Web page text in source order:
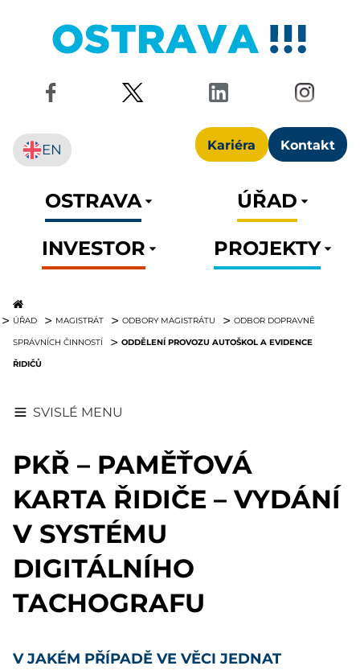
Kariéra Kontakt
EN
OSTRAVA
ÚŘAD
INVESTOR
PROJEKTY
ÚŘAD MAGISTRÁT ODBORY MAGISTRÁTU ODBOR DOPRAVNĚ
SPRÁVNÍCH ČINNOSTÍ
ODDĚLENÍ PROVOZU AUTOŠKOL A EVIDENCE
ŘIDIČŮ
SVISLÉ MENU
PKŘ – PAMĚŤOVÁ
KARTA ŘIDIČE – VYDÁNÍ
V SYSTÉMU
DIGITÁLNÍHO
TACHOGRAFU
V JAKÉM PŘÍPADĚ VE VĚCI JEDNAT